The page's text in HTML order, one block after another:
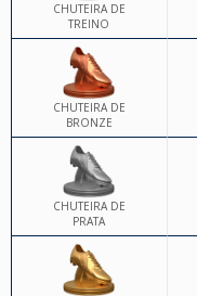
CHUTEIRA DE
TREINO
CHUTEIRA DE
BRONZE
CHUTEIRA DE
PRATA